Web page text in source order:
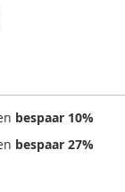
bespaar 10%
bespaar 27%